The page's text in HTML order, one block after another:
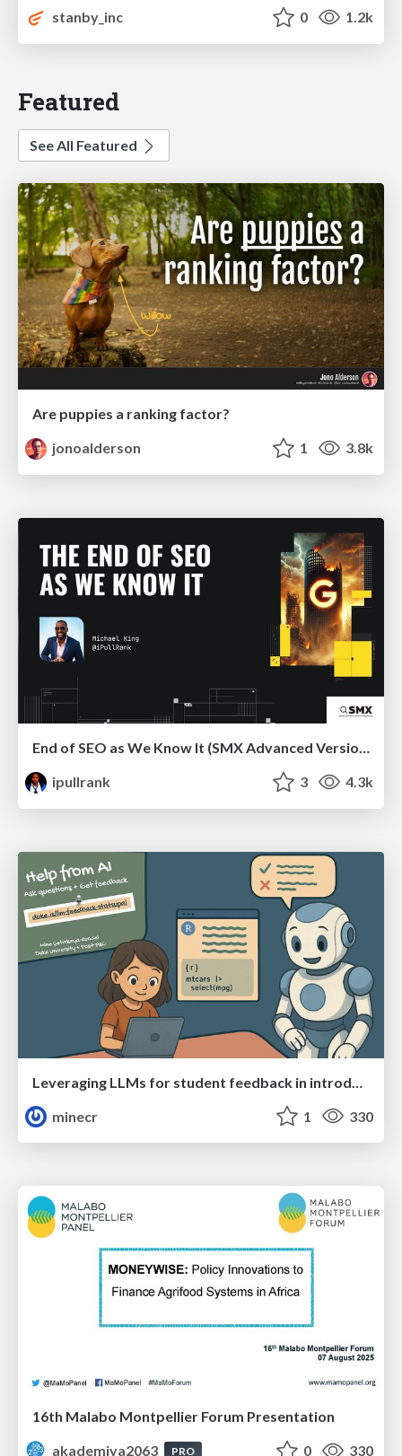
stanby_inc
0 1.2k
Featured
See All Featured
Are puppies a ranking factor?
jonoalderson
1 3.8k
End of SEO as We Know It (SMX Advanced Version)
ipullrank
3 4.3k
minecr
1 330
16th Malabo Montpellier Forum Presentation
akademiya2063
PRO 0 330